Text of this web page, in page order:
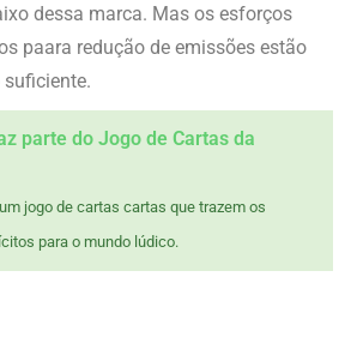
dessa marca. Mas os esforços
paara redução de emissões estão
suficiente.
parte do Jogo de Cartas da
jogo de cartas cartas que trazem os
para o mundo lúdico.